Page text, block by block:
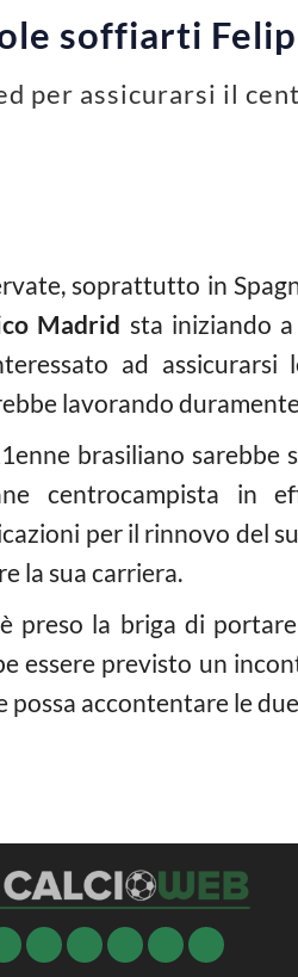
soffiarti
per assicurarsi il
soprattutto in
Madrid sta iniziando
ad assicurarsi
lavorando
brasiliano
centrocampista in
per il rinnovo del
la sua carriera.
preso la briga di
essere previsto un
accontentare le